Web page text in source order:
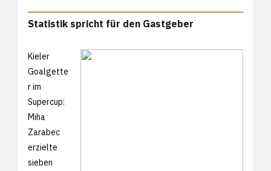
Statistik spricht für den Gastgeber
Kieler
Goalgette
r im
Supercup:
Miha
Zarabec
erzielte
sieben